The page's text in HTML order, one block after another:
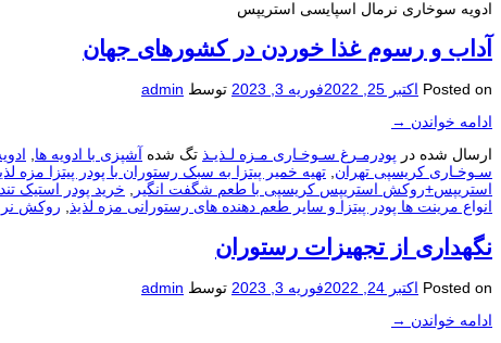
ادویه سوخاری نرمال اسپایسی استریپس
آداب و رسوم غذا خوردن در کشورهای جهان
Posted on اکتبر 25, 2022 فوریه 3, 2023 توسط admin
ادامه خواندن →
ارسال شده در پودرمـرغ سـوخـاری مـزه لـذیـذ تگ شده آشپزی با ادویه ها,
سـوخـاری کریسپی تهران, تهیه خمیر پیتزا به سبک رستوران با پودر پیتزا مزه
استریپس+روکش استریپس کریسپی با طعم شگفت انگیر , خرید پودر استیک
انواع مرینت ها پودر پیتزا و سایر طعم دهنده های رستورانی مزه لذیذ, روکش
نگهداری از تجهیزات رستوران
Posted on اکتبر 24, 2022 فوریه 3, 2023 توسط admin
ادامه خواندن →